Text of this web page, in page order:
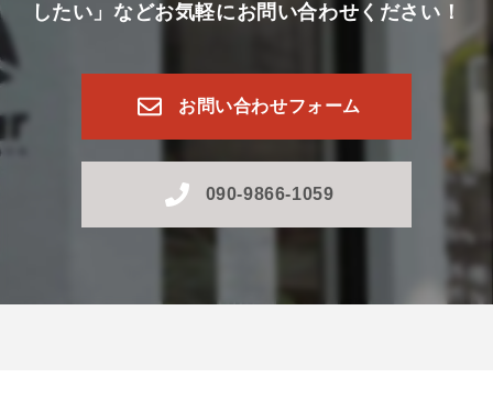
したい」などお気軽にお問い合わせください！
お問い合わせフォーム
090-9866-1059